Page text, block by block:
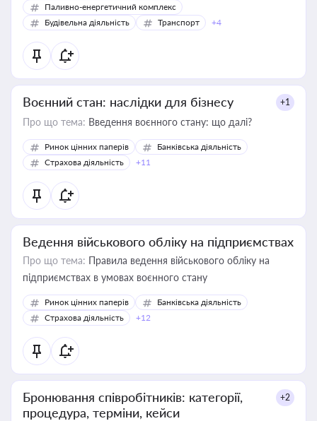
Паливно-енергетичний комплекс
Будівельна діяльність
Транспорт +4
Воєнний стан: наслідки для бізнесу +1
Про що тема: Введення воєнного стану: що далі?
Ринок цінних паперів
Банківська діяльність
Страхова діяльність
+11
Ведення військового обліку на підприємствах
Про що тема: Правила ведення військового обліку на
підприємствах в умовах воєнного стану
Ринок цінних паперів
Банківська діяльність
Страхова діяльність
+12
Бронювання співробітників: категорії,
процедура, терміни, кейси
+2